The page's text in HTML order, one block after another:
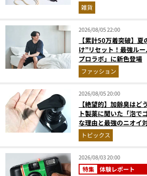
雑貨
2026/08/05 22:00
【累計50万着突破】
け”リセット！最強ル
プロラボ」に新色登場
ファッション
2026/08/05 20:00
【絶望的】加齢臭はど
ト製薬に聞いた「泡で
な理由と最強のニオイ
トピックス
2026/08/03 20:00
特集 体験レポート